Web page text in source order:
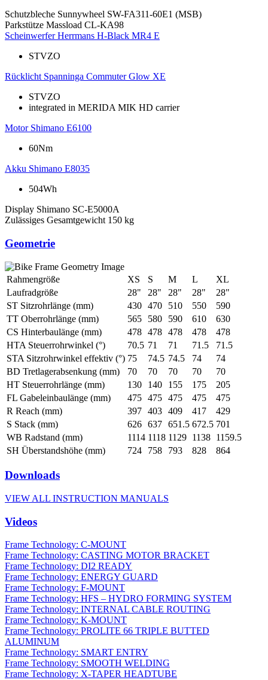
Schutzbleche Sunnywheel SW-FA311-60E1 (MSB)
Parkstütze Massload CL-KA98
Scheinwerfer Herrmans H-Black MR4 E
STVZO
Rücklicht Spanninga Commuter Glow XE
STVZO
integrated in MERIDA MIK HD carrier
Motor Shimano E6100
60Nm
Akku Shimano E8035
504Wh
Display Shimano SC-E5000A
Zulässiges Gesamtgewicht 150 kg
Geometrie
Rahmengröße XS S M L
XL
Laufradgröße
28" 28" 28" 28"
28"
ST Sitzrohrlänge (mm)
430 470 510 550
590
TT Oberrohrlänge (mm)
565 580 590 610
630
CS Hinterbaulänge (mm)
478 478 478 478
478
HTA Steuerrohrwinkel (°)
70.5 71 71 71.5
71.5
STA Sitzrohrwinkel effektiv (°) 75 74.5 74.5 74
74
BD Tretlagerabsenkung (mm)
70 70 70 70
70
HT Steuerrohrlänge (mm)
130 140 155 175
205
FL Gabeleinbaulänge (mm)
475 475 475 475
475
R Reach (mm)
397 403 409 417
429
S Stack (mm)
626 637 651.5 672.5 701
WB Radstand (mm)
1114 1118 1129 1138 1159.5
SH Überstandshöhe (mm)
724 758 793 828 864
Downloads
VIEW ALL INSTRUCTION MANUALS
Videos
Frame Technology: C-MOUNT
Frame Technology: CASTING MOTOR BRACKET
Frame Technology: DI2 READY
Frame Technology: ENERGY GUARD
Frame Technology: F-MOUNT
Frame Technology: HFS – HYDRO FORMING SYSTEM
Frame Technology: INTERNAL CABLE ROUTING
Frame Technology: K-MOUNT
Frame Technology: PROLITE 66 TRIPLE BUTTED
ALUMINUM
Frame Technology: SMART ENTRY
Frame Technology: SMOOTH WELDING
Frame Technology: X-TAPER HEADTUBE